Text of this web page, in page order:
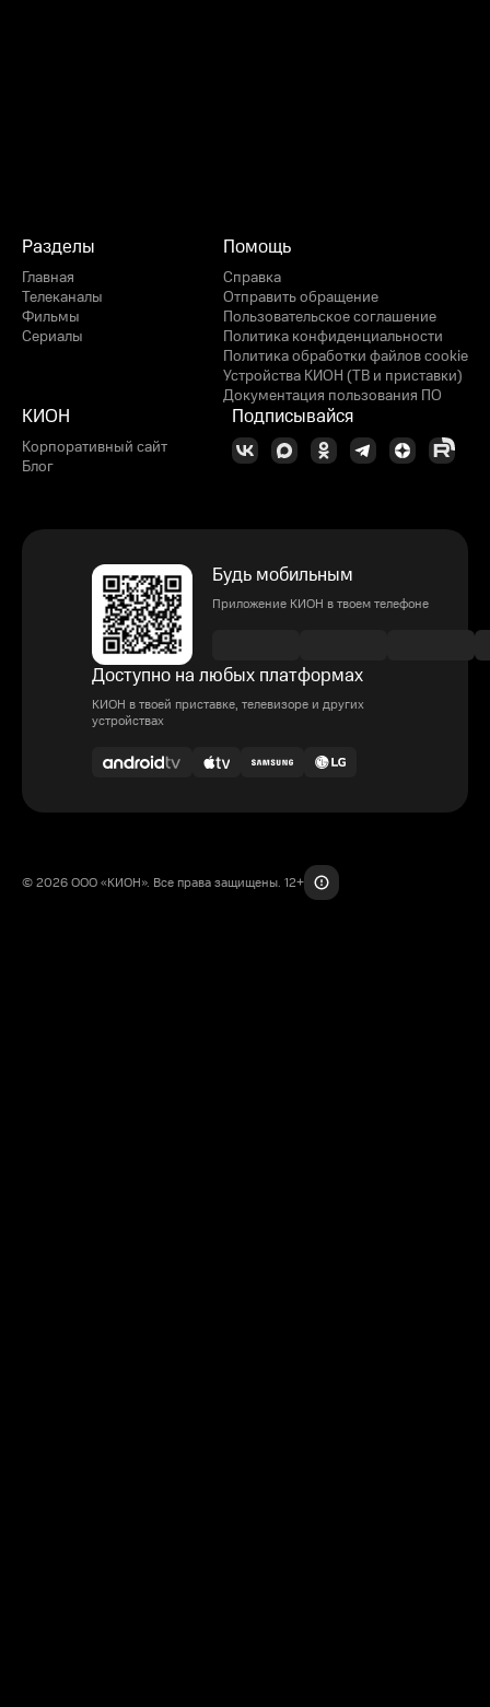
Разделы
Главная
Телеканалы
Фильмы
Сериалы
Помощь
Справка
Отправить обращение
Пользовательское соглашение
Политика конфиденциальности
Политика обработки файлов cookie
Устройства КИОН (ТВ и приставки)
Документация пользования ПО
КИОН
Корпоративный сайт
Блог
Подписывайся
Будь мобильным
Приложение КИОН в твоем телефоне
Доступно на любых платформах
КИОН в твоей приставке, телевизоре и других
устройствах
© 2026 ООО «КИОН». Все права защищены. 12+